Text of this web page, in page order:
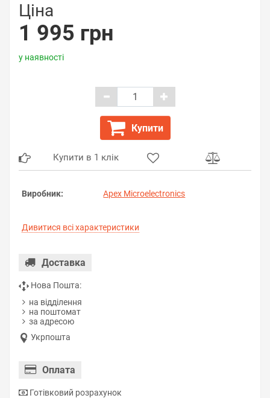
Ціна
1 995 грн
у наявності
Купити
Купити в 1 клік
Виробник: Apex Microelectronics
Дивитися всі характеристики
Доставка
Нова Пошта:
на відділення
на поштомат
за адресою
Укрпошта
Оплата
Готівковий розрахунок